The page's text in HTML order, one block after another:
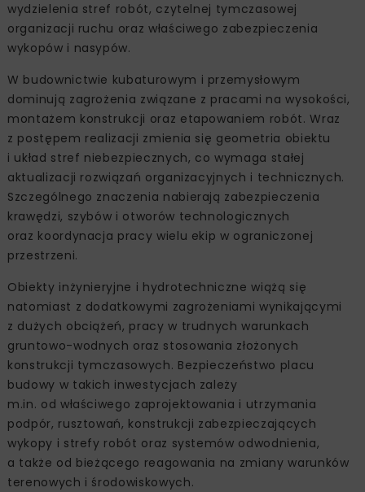
wydzielenia stref robót, czytelnej tymczasowej
organizacji ruchu oraz właściwego zabezpieczenia
wykopów i nasypów.
W budownictwie kubaturowym i przemysłowym
dominują zagrożenia związane z pracami na wysokości,
montażem konstrukcji oraz etapowaniem robót. Wraz
z postępem realizacji zmienia się geometria obiektu
i układ stref niebezpiecznych, co wymaga stałej
aktualizacji rozwiązań organizacyjnych i technicznych.
Szczególnego znaczenia nabierają zabezpieczenia
krawędzi, szybów i otworów technologicznych
oraz koordynacja pracy wielu ekip w ograniczonej
przestrzeni.
Obiekty inżynieryjne i hydrotechniczne wiążą się
natomiast z dodatkowymi zagrożeniami wynikającymi
z dużych obciążeń, pracy w trudnych warunkach
gruntowo-wodnych oraz stosowania złożonych
konstrukcji tymczasowych. Bezpieczeństwo placu
budowy w takich inwestycjach zależy
m.in. od właściwego zaprojektowania i utrzymania
podpór, rusztowań, konstrukcji zabezpieczających
wykopy i strefy robót oraz systemów odwodnienia,
a także od bieżącego reagowania na zmiany warunków
terenowych i środowiskowych.